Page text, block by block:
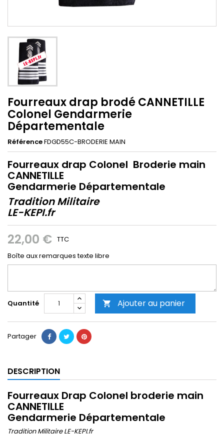
Fourreaux drap brodé CANNETILLE
Colonel Gendarmerie
Départementale
RéférenceFDGD55C-BRODERIE MAIN
Fourreaux drap Colonel Broderie main
CANNETILLE
Gendarmerie Départementale
Tradition Militaire
LE-KEPI.fr
22,00 € TTC
Boîte aux remarques texte libre
Quantité  Ajouter au panier
Partager
DESCRIPTION
Fourreaux Drap Colonel broderie main
CANNETILLE
Gendarmerie Départementale
Tradition Militaire LE-KEPI.fr